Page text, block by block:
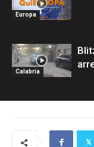
Europa
Calabria